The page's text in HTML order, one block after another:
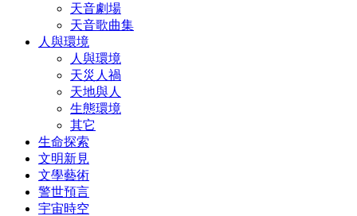
天音劇場
天音歌曲集
人與環境
人與環境
天災人禍
天地與人
生態環境
其它
生命探索
文明新見
文學藝術
警世預言
宇宙時空